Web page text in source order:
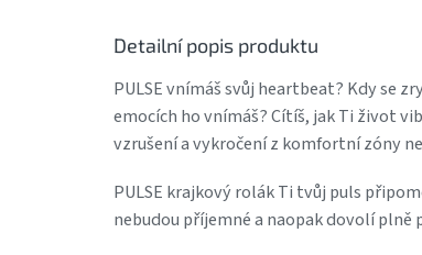
Detailní popis produktu
PULSE vnímáš svůj heartbeat? Kdy se
emocích ho vnímáš? Cítíš, jak Ti život
vzrušení a vykročení z komfortní zóny
PULSE krajkový rolák Ti tvůj puls
nebudou příjemné a naopak dovolí